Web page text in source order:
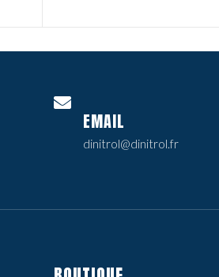
EMAIL
dinitrol@dinitrol.fr